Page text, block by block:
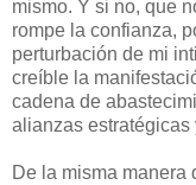
mismo. Y si no, que
rompe la confianza,
perturbación de mi
creíble la
cadena de
alianzas estratégicas
De la misma manera